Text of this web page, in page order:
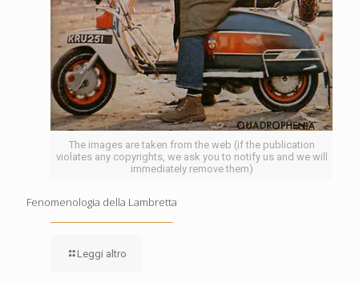
The images are taken from the web (if the publication
violates any copyrights, we ask you to notify us and we will
immediately remove them)
Fenomenologia della Lambretta
Leggi altro